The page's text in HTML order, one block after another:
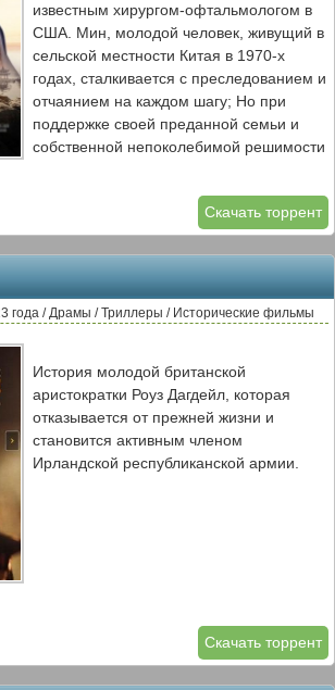
известным хирургом-офтальмологом в
США. Мин, молодой человек, живущий в
сельской местности Китая в 1970-х
годах, сталкивается с преследованием и
отчаянием на каждом шагу; Но при
поддержке своей преданной семьи и
собственной непоколебимой решимости
Гарварде и Массачусетском
технологическом институте и помогает
разрабатывать новаторские технологии,
которые вернут зрение миллионам. Взяв
задачу помочь слепому сироте, доктор
Ван должен смириться со своим
с суровой реальностью.
Скачать торрент
года / Драмы / Триллеры / Исторические фильмы
История молодой британской
аристократки Роуз Дагдейл, которая
отказывается от прежней жизни и
становится активным членом
Ирландской республиканской армии.
Скачать торрент